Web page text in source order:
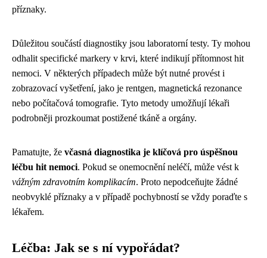
příznaky.
Důležitou součástí diagnostiky jsou laboratorní testy. Ty mohou
odhalit specifické markery v krvi, které indikují přítomnost hit
nemoci. V některých případech může být nutné provést i
zobrazovací vyšetření, jako je rentgen, magnetická rezonance
nebo počítačová tomografie. Tyto metody umožňují lékaři
podrobněji prozkoumat postižené tkáně a orgány.
Pamatujte, že včasná diagnostika je klíčová pro úspěšnou
léčbu hit nemoci. Pokud se onemocnění neléčí, může vést k
vážným zdravotním komplikacím. Proto nepodceňujte žádné
neobvyklé příznaky a v případě pochybností se vždy poraďte s
lékařem.
Léčba: Jak se s ní vypořádat?